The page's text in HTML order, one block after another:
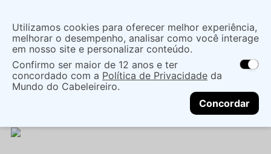
localização
As ofertas e opções de entrega variam de
acordo com a região.Não sei meu CEP
CONTINUAR
O que você procura?
Coloração
Produtos para Coloração
ÁGUA OXIGENADA AMEND COLOR
Utilizamos cookies para oferecer melhor experiência,
melhorar o desempenho, analisar como você interage
em nosso site e personalizar conteúdo.
Confirmo ser maior de 12 anos e ter
concordado com a Política de Privacidade da
Mundo do Cabeleireiro.
Concordar